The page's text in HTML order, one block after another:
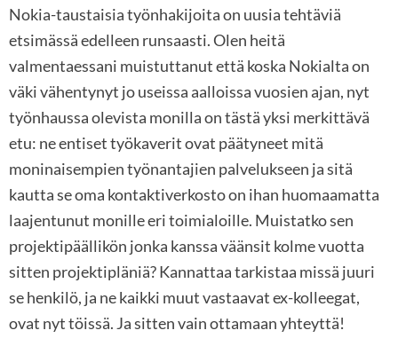
Nokia-taustaisia työnhakijoita on uusia tehtäviä
etsimässä edelleen runsaasti. Olen heitä
valmentaessani muistuttanut että koska Nokialta on
väki vähentynyt jo useissa aalloissa vuosien ajan, nyt
työnhaussa olevista monilla on tästä yksi merkittävä
etu: ne entiset työkaverit ovat päätyneet mitä
moninaisempien työnantajien palvelukseen ja sitä
kautta se oma kontaktiverkosto on ihan huomaamatta
laajentunut monille eri toimialoille. Muistatko sen
projektipäällikön jonka kanssa väänsit kolme vuotta
sitten projektipläniä? Kannattaa tarkistaa missä juuri
se henkilö, ja ne kaikki muut vastaavat ex-kolleegat,
ovat nyt töissä. Ja sitten vain ottamaan yhteyttä!